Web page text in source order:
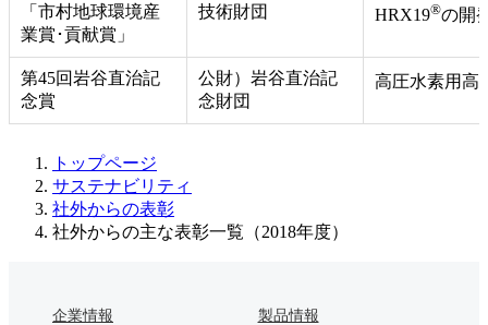
「市村地球環境産
業賞･貢献賞」
技術財団
HRX19®の開
第45回岩谷直治記
念賞
公財）岩谷直治記
念財団
高圧水素用高
トップページ
サステナビリティ
社外からの表彰
社外からの主な表彰一覧（2018年度）
企業情報 製品情報